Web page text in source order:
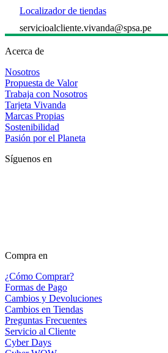
Localizador de tiendas
servicioalcliente.vivanda@spsa.pe
Acerca de
Nosotros
Propuesta de Valor
Trabaja con Nosotros
Tarjeta Vivanda
Marcas Propias
Sostenibilidad
Pasión por el Planeta
Síguenos en
Compra en
¿Cómo Comprar?
Formas de Pago
Cambios y Devoluciones
Cambios en Tiendas
Preguntas Frecuentes
Servicio al Cliente
Cyber Days